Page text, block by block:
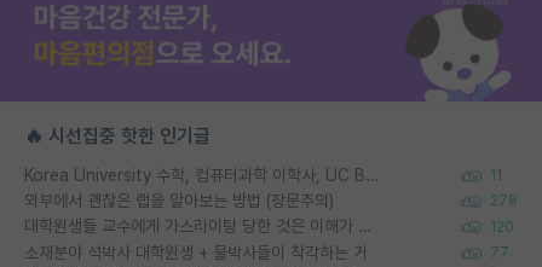
🔥 시선집중 핫한 인기글
Korea University 수학, 컴퓨터과학 이학사, UC Berkeley 산업공학 대학원 공학박사가 되는 것은 쉽지 않겠죠? 11
외부에서 괜찮은 랩을 알아보는 방법 (장문주의) 278
대학원생들 교수에게 가스라이팅 당한 것은 이해가 갑니다. 안타깝네요. 120
소재분야 석박사 대학원생 + 물박사들이 착각하는 거 77